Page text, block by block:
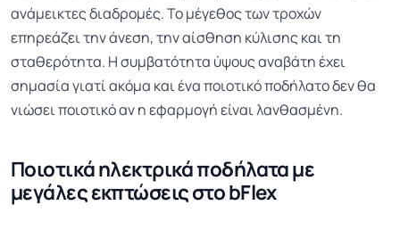
ανάμεικτες διαδρομές. Το μέγεθος των τροχών
επηρεάζει την άνεση, την αίσθηση κύλισης και τη
σταθερότητα. Η συμβατότητα ύψους αναβάτη έχει
σημασία γιατί ακόμα και ένα ποιοτικό ποδήλατο δεν θα
νιώσει ποιοτικό αν η εφαρμογή είναι λανθασμένη.
Ποιοτικά ηλεκτρικά ποδήλατα με
μεγάλες εκπτώσεις στο bFlex